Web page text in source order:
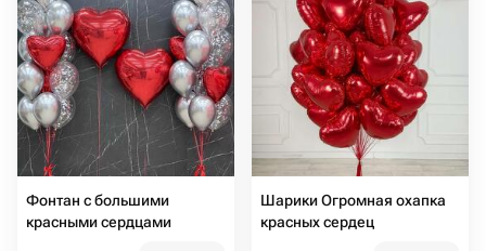
Фонтан с большими
красными сердцами
Шарики Огромная охапка
красных сердец